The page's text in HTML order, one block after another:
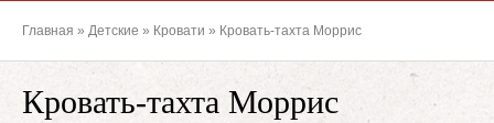
Главная » Детские » Кровати » Кровать-тахта Моррис
Кровать-тахта Моррис